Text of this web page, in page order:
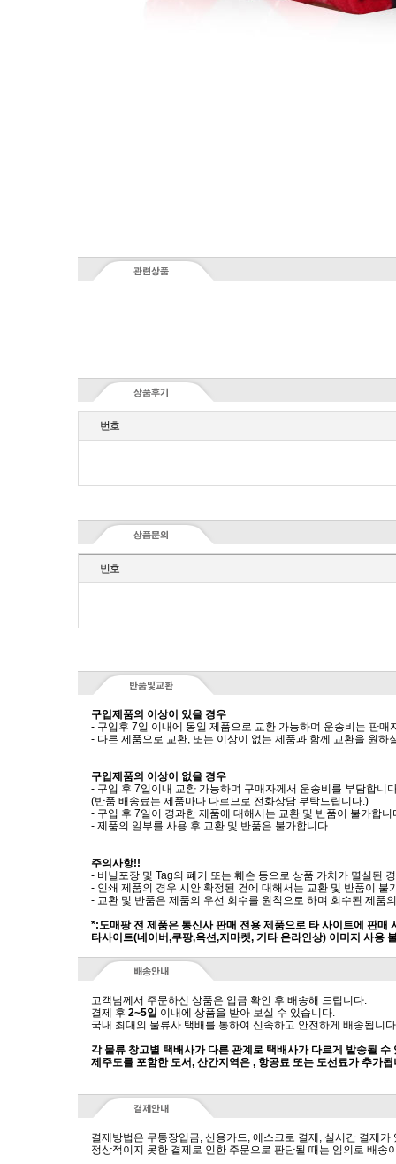
번호
번호
구입제품의 이상이 있을 경우
- 구입후 7일 이내에 동일 제품으로 교환 가능하며 운송비는 판매
- 다른 제품으로 교환, 또는 이상이 없는 제품과 함께 교환을 원하
구입제품의 이상이 없을 경우
- 구입 후 7일이내 교환 가능하며 구매자께서 운송비를 부담합니
(반품 배송료는 제품마다 다르므로 전화상담 부탁드립니다.)
- 구입 후 7일이 경과한 제품에 대해서는 교환 및 반품이 불가합니
- 제품의 일부를 사용 후 교환 및 반품은 불가합니다.
주의사항!!
- 비닐포장 및 Tag의 폐기 또는 훼손 등으로 상품 가치가 멸실된
- 인쇄 제품의 경우 시안 확정된 건에 대해서는 교환 및 반품이 불
- 교환 및 반품은 제품의 우선 회수를 원칙으로 하며 회수된 제품
*:도매팡 전 제품은 통신사 판매 전용 제품으로 타 사이트에 판매
타사이트(네이버,쿠팡,옥션,지마켓, 기타 온라인상) 이미지 사용
고객님께서 주문하신 상품은 입금 확인 후 배송해 드립니다.
결제 후 2~5일 이내에 상품을 받아 보실 수 있습니다.
국내 최대의 물류사 택배를 통하여 신속하고 안전하게 배송됩니
각 물류 창고별 택배사가 다른 관계로 택배사가 다르게 발송될 수
제주도를 포함한 도서, 산간지역은 , 항공료 또는 도선료가 추가됩
결제방법은 무통장입금, 신용카드, 에스크로 결제, 실시간 결제가
정상적이지 못한 결제로 인한 주문으로 판단될 때는 임의로 배송